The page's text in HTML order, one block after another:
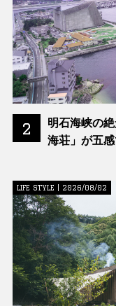
2
明石海峡の
海荘」が五
LIFE STYLE | 2026/08/02